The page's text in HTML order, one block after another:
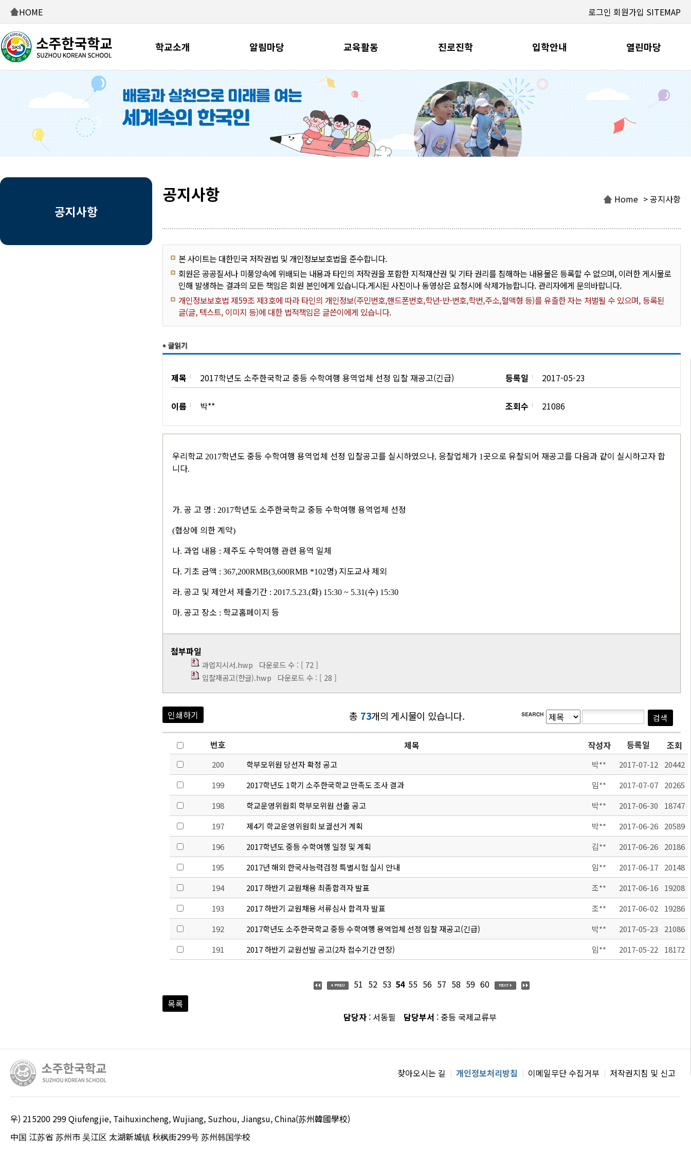
HOME 로그인 회원가입 SITEMAP
학교소개 알림마당 교육활동 진로진학 입학안내 열린마당
공지사항
공지사항 Home > 공지사항
본 사이트는 대한민국 저작권법 및 개인정보보호법을 준수합니다.
회원은 공공질서나 미풍양속에 위배되는 내용과 타인의 저작권을 포함한 지적재산권 및 기타 권리를 침해하는 내용물은 등록할 수 없으며, 이러한 게시물로
인해 발생하는 결과의 모든 책임은 회원 본인에게 있습니다.게시된 사진이나 동영상은 요청시에 삭제가능합니다. 관리자에게 문의바랍니다.
개인정보보호법 제59조 제3호에 따라 타인의 개인정보(주민번호,핸드폰번호,학년-반-번호,학번,주소,혈액형 등)를 유출한 자는 처벌될 수 있으며, 등록된
글(글, 텍스트, 이미지 등)에 대한 법적책임은 글쓴이에게 있습니다.
제목 2017학년도 소주한국학교 중등 수학여행 용역업체 선정 입찰 재공고(긴급) 등록일 2017-05-23
이름 박** 조회수 21086
우리학교 2017학년도 중등 수학여행 용역업체 선정 입찰공고를 실시하였으나, 응찰업체가 1곳으로 유찰되어 재공고를 다음과 같이 실시하고자 합
니다.
가. 공 고 명 : 2017학년도 소주한국학교 중등 수학여행 용역업체 선정
(협상에 의한 계약)
나. 과업 내용 : 제주도 수학여행 관련 용역 일체
다. 기초 금액 : 367,200RMB(3,600RMB *102명) 지도교사 제외
라. 공고 및 제안서 제출기간 : 2017.5.23.(화) 15:30 ~ 5.31(수) 15:30
마. 공고 장소 : 학교홈페이지 등
첨부파일
과업지시서.hwp 다운로드 수 : [ 72 ]
입찰재공고(한글).hwp 다운로드 수 : [ 28 ]
인쇄하기 총 73개의 게시물이 있습니다.
번호 제목 작성자 등록일 조회
200 학부모위원 당선자 확정 공고 박** 2017-07-12
20442
199
2017학년도 1학기 소주한국학교 만족도 조사 결과 임** 2017-07-07
20265
198
학교운영위원회 학부모위원 선출 공고 박** 2017-06-30
18747
197
제4기 학교운영위원회 보궐선거 계획 박** 2017-06-26
20589
196
2017학년도 중등 수학여행 일정 및 계획 김** 2017-06-26
20186
195
2017년 해외 한국사능력검정 특별시험 실시 안내 임** 2017-06-17
20148
194
2017 하반기 교원채용 최종합격자 발표 조** 2017-06-16
19208
193
2017 하반기 교원채용 서류심사 합격자 발표 조** 2017-06-02
19286
192
2017학년도 소주한국학교 중등 수학여행 용역업체 선정 입찰 재공고(긴급) 박** 2017-05-23
21086
191
2017 하반기 교원선발 공고(2차 접수기간 연장) 임** 2017-05-22 18172
51 52 53 54 55 56 57 58 59 60
목록
담당자 : 서동필 담당부서 : 중등 국제교류부
찾아오시는 길 개인정보처리방침 이메일무단 수집거부 저작권지침 및 신고
우) 215200 299 Qiufengjie, Taihuxincheng, Wujiang, Suzhou, Jiangsu, China(苏州韓國學校)
中国 江苏省 苏州市 吴江区 太湖新城镇 秋枫街299号 苏州韩国学校